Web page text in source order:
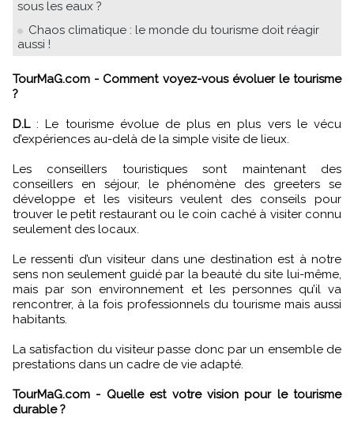
sous les eaux ?
Chaos climatique : le monde du tourisme doit réagir
aussi !
TourMaG.com - Comment voyez-vous évoluer le tourisme
?
D.L: Le tourisme évolue de plus en plus vers le vécu
d’expériences au-delà de la simple visite de lieux.
Les conseillers touristiques sont maintenant des
conseillers en séjour, le phénomène des greeters se
développe et les visiteurs veulent des conseils pour
trouver le petit restaurant ou le coin caché à visiter connu
seulement des locaux.
Le ressenti d’un visiteur dans une destination est à notre
sens non seulement guidé par la beauté du site lui-même,
mais par son environnement et les personnes qu’il va
rencontrer, à la fois professionnels du tourisme mais aussi
habitants.
La satisfaction du visiteur passe donc par un ensemble de
prestations dans un cadre de vie adapté.
TourMaG.com - Quelle est votre vision pour le tourisme
durable ?